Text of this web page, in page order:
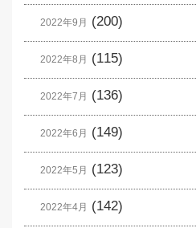
2022年9月 (200)
2022年8月 (115)
2022年7月 (136)
2022年6月 (149)
2022年5月 (123)
2022年4月 (142)